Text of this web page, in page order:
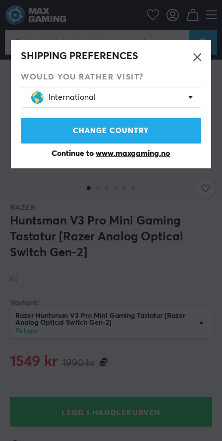
SHIPPING PREFERENCES
WOULD YOU RATHER VISIT?
International
CHANGE COUNTRY
Continue towww.maxgaming.no
Datatilbehør Gaming tastatur
SPAR 22%
RAZER
Huntsman V3 Pro Mini Gaming
Tastatur [Razer Analog Optical
Switch Gen-2]
(5)
Variant:
Razer Huntsman V3 Pro Mini Gaming Tastatur [Razer
Analog Optical Switch Gen-2]
På lager
1990kr
1549 kr
LEGG I HANDLEKURVEN